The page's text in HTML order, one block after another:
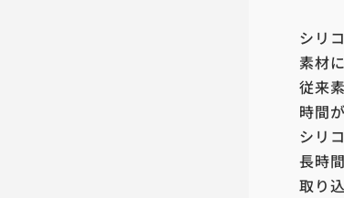
シリ
素材
従来
時間
シリ
長時
取り